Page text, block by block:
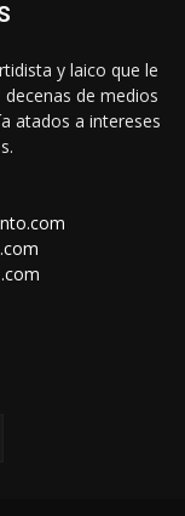
y laico que le
de medios
atados a intereses